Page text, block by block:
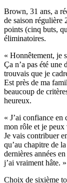
Brown, 31 ans, a
de saison régulière
points (cinq buts,
éliminatoires.
« Honnêtement, je
Ça n’a pas été
trouvais que je
Est près de ma
beaucoup de
heureux.
« J’ai confiance en
mon rôle et je
Je vais contribuer
qu’au chapitre de
dernières années
j’ai vraiment hâte. »
Choix de sixième